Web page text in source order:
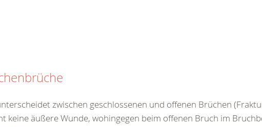
zwischen geschlossenen und offenen Brüchen
keine äußere Wunde, wohingegen beim offenen Bruch im